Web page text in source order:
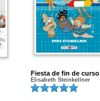
Fiesta de fin de curso
Elisabeth Steinkellner